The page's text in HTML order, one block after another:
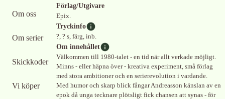
Om oss
Om serier
Skickkoder
Vi köper
Förlag/Utgivare
Epix.
Tryckinfo
?, ? s, färg, inb.
Om innehållet
Välkommen till 1980-talet - en tid när allt verkade möjligt.
Minns - eller häpna över - kreativa experiment, små förlag
med stora ambitioner och en serierevolution i vardande.
Med humor och skarp blick fångar Andreasson känslan av en
epok då unga tecknare plötsligt fick chansen att synas - för